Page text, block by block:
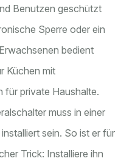
Benutzen geschützt
Sperre oder ein
bedient
Küchen mit
für private Haushalte.
muss in einer
sein. So ist er für
Trick: Installiere ihn